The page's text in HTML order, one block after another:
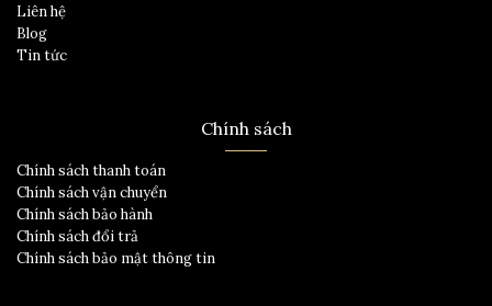
Liên hệ
Blog
Tin tức
Chính sách
Chính sách thanh toán
Chính sách vận chuyển
Chính sách bảo hành
Chính sách đổi trả
Chính sách bảo mật thông tin